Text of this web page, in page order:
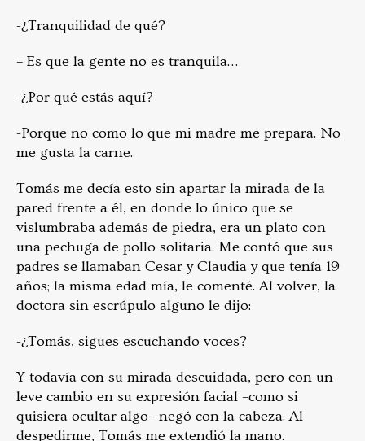
-¿Tranquilidad de qué?
– Es que la gente no es tranquila…
-¿Por qué estás aquí?
-Porque no como lo que mi madre me prepara. No
me gusta la carne.
Tomás me decía esto sin apartar la mirada de la
pared frente a él, en donde lo único que se
vislumbraba además de piedra, era un plato con
una pechuga de pollo solitaria. Me contó que sus
padres se llamaban Cesar y Claudia y que tenía 19
años; la misma edad mía, le comenté. Al volver, la
doctora sin escrúpulo alguno le dijo:
-¿Tomás, sigues escuchando voces?
Y todavía con su mirada descuidada, pero con un
leve cambio en su expresión facial –como si
quisiera ocultar algo– negó con la cabeza. Al
despedirme, Tomás me extendió la mano.